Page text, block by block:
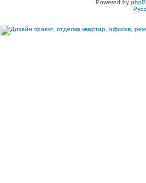
Powered by